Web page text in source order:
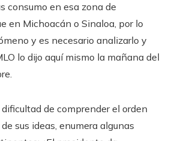
consumo en esa zona de
en Michoacán o Sinaloa, por lo
y es necesario analizarlo y
lo dijo aquí mismo la mañana del
de comprender el orden
sus ideas, enumera algunas